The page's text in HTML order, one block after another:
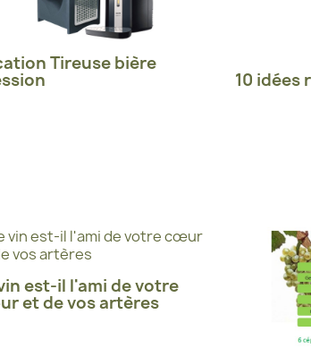
Tireuse bière
10 idées
est-il l'ami de votre
et de vos artères